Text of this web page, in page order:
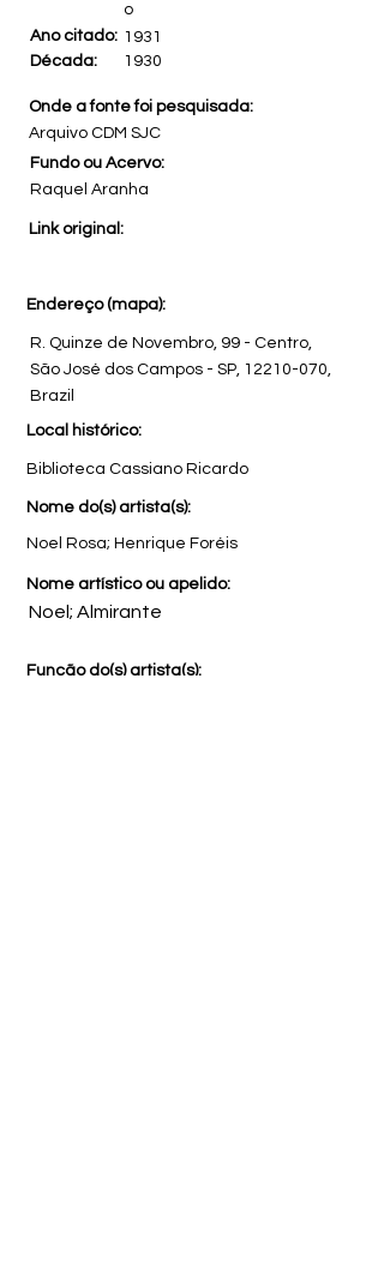
o
Ano citado: 1931
Década:
1930
Onde a fonte foi pesquisada:
Arquivo CDM SJC
Fundo ou Acervo:
Raquel Aranha
Link original:
Endereço (mapa):
R. Quinze de Novembro, 99 - Centro,
São José dos Campos - SP, 12210-070,
Brazil
Local histórico:
Biblioteca Cassiano Ricardo
Nome do(s) artista(s):
Noel Rosa; Henrique Foréis
Nome artístico ou apelido:
Noel; Almirante
Função do(s) artista(s):